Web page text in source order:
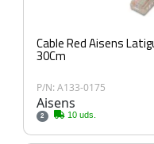
Cable Red Aisens
30Cm
P/N: A133-0175
Aisens
2 10 uds.